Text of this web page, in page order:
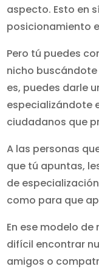
aspecto. Esto en
posicionamiento
Pero tú puedes
nicho
es, puedes darle
especializándote
ciudadanos que
A las personas
que tú apuntas,
de
como para que
En ese modelo
difícil encontrar
amigos o